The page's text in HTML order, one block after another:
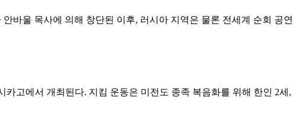
바울 목사에 의해 창단된 이후, 러시아 지역은 물론 전세계 순회 공연
카고에서 개최된다. 지킴 운동은 미전도 종족 복음화를 위해 한인 2세,